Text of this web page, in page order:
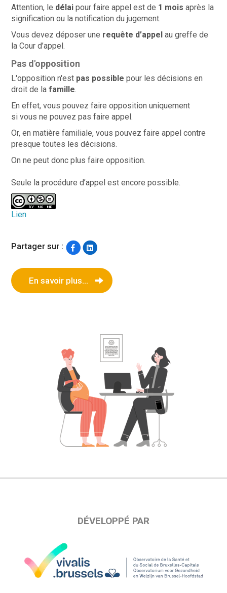
Attention, le délaipour faire appel est de 1 mois après la
signification ou la notification du jugement.
Vous devez déposer une requête d’appelau greffe de
la Cour d’appel.
Pas d'opposition
L'opposition n'est pas possible pour les décisions en
droit de lafamille.
En effet, vous pouvez faire opposition uniquement
si vous ne pouvez pas faire appel.
Or, en matière familiale, vous pouvez faire appel contre
presque toutes les décisions.
On ne peut donc plus faire opposition.
Seule la procédure d’appel est encore possible.
Lien
Partager sur :
En savoir plus...
DÉVELOPPÉ PAR